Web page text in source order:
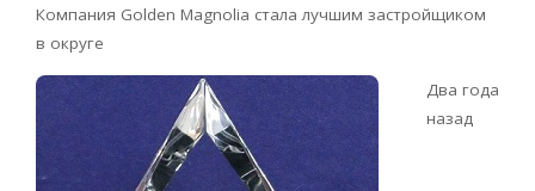
Компания Golden Magnolia стала лучшим застройщиком
в округе
Два года
назад